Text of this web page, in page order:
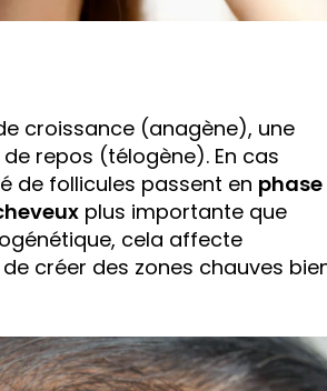
croissance (anagène), une
repos (télogène). En cas
de follicules passent en phase
plus importante que
cela affecte
créer des zones chauves